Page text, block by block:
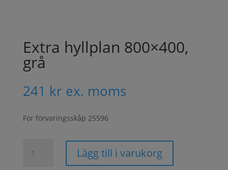
Extra hyllplan 800×400,
grå
241 kr ex. moms
För förvaringsskåp 25596
hyllplan
Lägg till i varukorg